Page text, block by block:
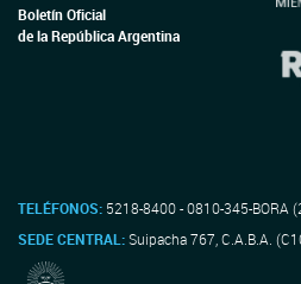
Boletín Oficial
de la República Argentina
TELÉFONOS: 5218-8400 - 0810-345-BORA
SEDE CENTRAL:Suipacha 767, C.A.B.A.